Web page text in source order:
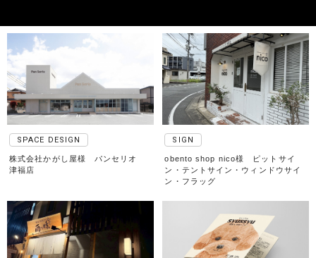
SPACE DESIGN
株式会社かがし屋様 パンセリオ
津福店
SIGN
obento shop nico様 ピットサイ
ン・テントサイン・ウィンドウサイ
ン・フラッグ